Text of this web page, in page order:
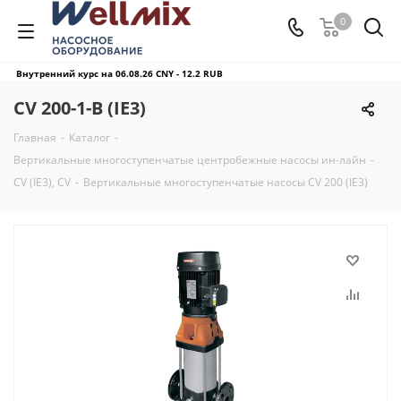
0
Внутренний курс на 06.08.26 CNY - 12.2 RUB
CV 200-1-В (IE3)
Главная - Каталог -
Вертикальные многоступенчатые центробежные насосы ин-лайн -
CV (IE3), CV - Вертикальные многоступенчатые насосы CV 200 (IE3)